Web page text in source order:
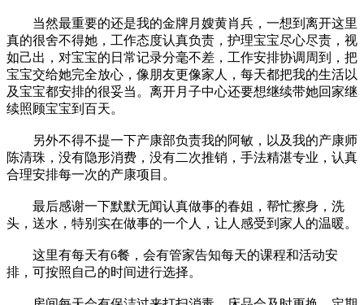
当然最重要的还是我的金牌月嫂黄肖兵，一想到离开这里
真的很舍不得她，工作态度认真负责，护理宝宝尽心尽责，视
如己出，对宝宝的日常记录分毫不差，工作安排协调周到，把
宝宝交给她完全放心，像朋友更像家人，每天都把我的生活以
及宝宝都安排的很妥当。离开月子中心还要想继续带她回家继
续照顾宝宝到百天。
另外不得不提一下产康部负责我的阿敏，以及我的产康师
陈清珠，没有隐形消费，没有二次推销，手法精湛专业，认真
合理安排每一次的产康项目。
最后感谢一下默默无闻认真做事的春姐，帮忙擦身，洗
头，送水，特别实在做事的一个人，让人感受到家人的温暖。
这里有每天有6餐，会有管家告知每天的课程和活动安
排，可按照自己的时间进行选择。